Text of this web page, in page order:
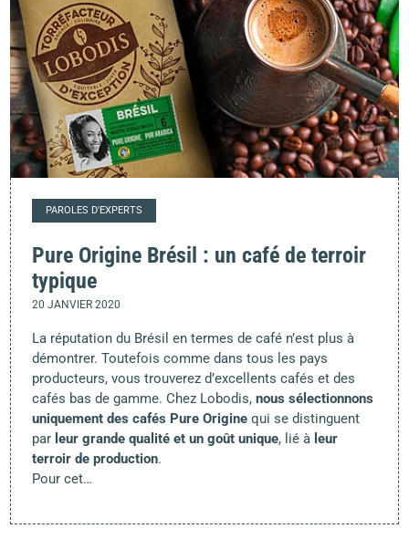
PAROLES D'EXPERTS
Pure Origine Brésil : un café de terroir
typique
20 JANVIER 2020
La réputation du Brésil en termes de café n’est plus à
démontrer. Toutefois comme dans tous les pays
producteurs, vous trouverez d’excellents cafés et des
cafés bas de gamme. Chez Lobodis, nous sélectionnons
uniquement des cafés Pure Originequi se distinguent
par leur grande qualité et un goût unique, lié à leur
terroir de production.
Pour cet…